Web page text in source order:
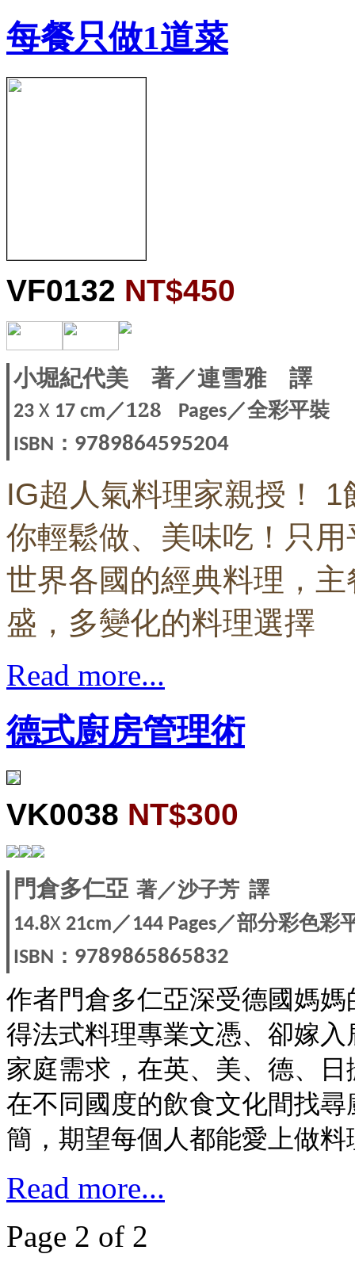
每餐只做1道菜
VF0132 NT$450
小堀紀代美 著／連雪雅 譯
23 X 17 cm／128 Pages／全彩平裝
ISBN ： 9789864595204
IG超人氣料理家親授！
你輕鬆做、美味吃！只
世界各國的經典料理，
盛，多變化的料理選擇
Read more...
德式廚房管理術
VK0038 NT$300
門倉多仁亞 著／沙子芳 譯
14.8X 21cm／144 Pages／部分彩色彩
ISBN ： 9789865865832
作者門倉多仁亞深受德國媽
得法式料理專業文憑、卻嫁
家庭需求，在英、美、德、
在不同國度的飲食文化間找
簡，期望每個人都能愛上做
Read more...
Page 2 of 2